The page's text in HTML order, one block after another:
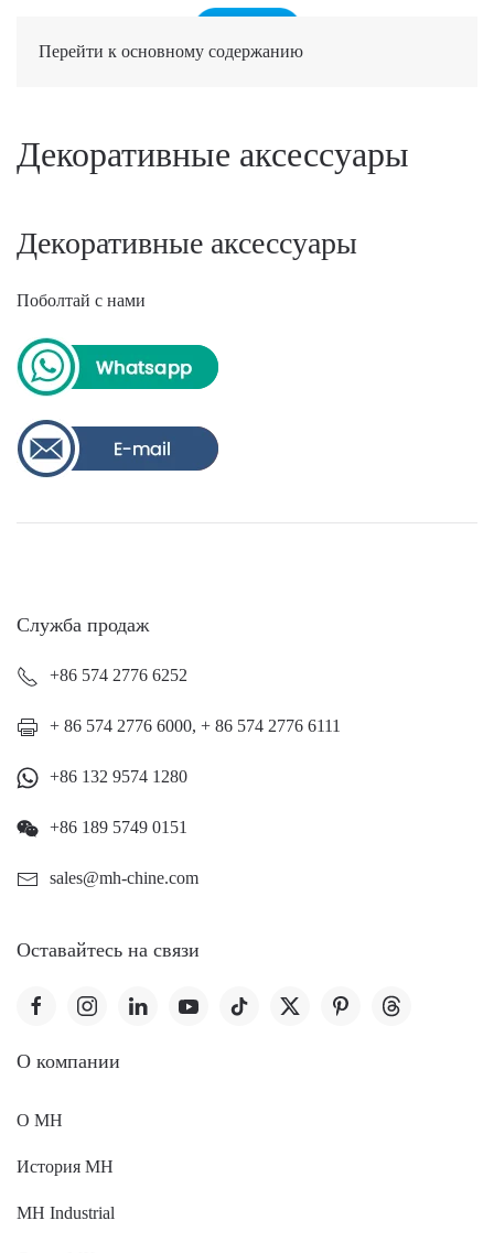
Перейти к основному содержанию
Декоративные аксессуары
Декоративные аксессуары
Поболтай с нами
Служба продаж
+86 574 2776 6252
+ 86 574 2776 6000, + 86 574 2776 6111
+86 132 9574 1280
+86 189 5749 0151
sales@mh-chine.com
Оставайтесь на связи
O компании
О MH
История MH
MH Industrial